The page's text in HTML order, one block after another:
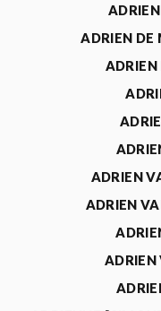
ADRIEN DE
ADRIEN
ADRIEN
ADRIEN
ADRIEN